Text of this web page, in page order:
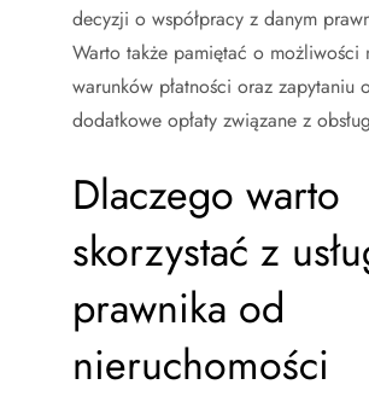
decyzji o współpracy z danym
Warto także pamiętać o możliwości
warunków płatności oraz zapytaniu
dodatkowe opłaty związane z
Dlaczego warto
skorzystać z
prawnika od
nieruchomości